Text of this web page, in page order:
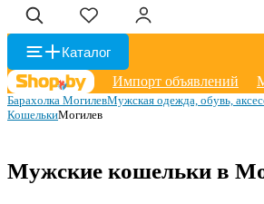
Каталог
Импорт объявлений
Барахолка МогилевМужская одежда, обувь,
КошелькиМогилев
Мужские кошельки в